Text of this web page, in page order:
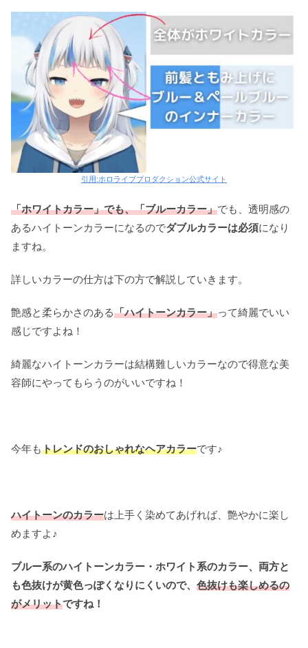
引用:ホロライブプロダクション公式サイト
「ホワイトカラー」でも、「ブルーカラー」でも、透明感の
あるハイトーンカラーになるのでダブルカラーは必須になり
ますね。
詳しいカラーの仕方は下の方で解説していきます。
艶感と柔らかさのある「ハイトーンカラー」って綺麗でいい
感じですよね！
綺麗なハイトーンカラーは結構難しいカラーなので得意な美
容師にやってもらうのがいいですね！
今年もトレンドのおしゃれなヘアカラーです♪
ハイトーンのカラーは上手く染めてあげれば、艶やかに楽し
めますよ♪
ブルー系のハイトーンカラー・ホワイト系のカラー、両方と
も色抜けが黄色っぽくなりにくいので、 色抜けも楽しめるの
がメリットですね！